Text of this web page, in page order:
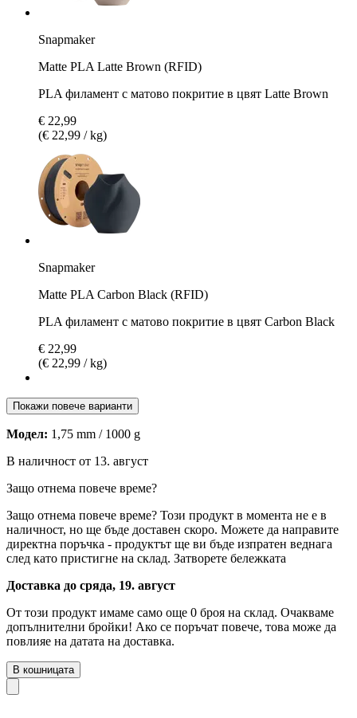
Snapmaker
Matte PLA Latte Brown (RFID)
PLA филамент с матово покритие в цвят Latte Brown
€ 22,99
(€ 22,99 / kg)
Snapmaker
Matte PLA Carbon Black (RFID)
PLA филамент с матово покритие в цвят Carbon Black
€ 22,99
(€ 22,99 / kg)
Покажи повече варианти
Модел: 1,75 mm / 1000 g
В наличност от 13. август
Защо отнема повече време?
Защо отнема повече време? Този продукт в момента не е в
наличност, но ще бъде доставен скоро. Можете да направите
директна поръчка - продуктът ще ви бъде изпратен веднага
след като пристигне на склад. Затворете бележката
Доставка до сряда, 19. август
От този продукт имаме само още 0 броя на склад. Очакваме
допълнителни бройки! Ако се поръчат повече, това може да
повлияе на датата на доставка.
В кошницата